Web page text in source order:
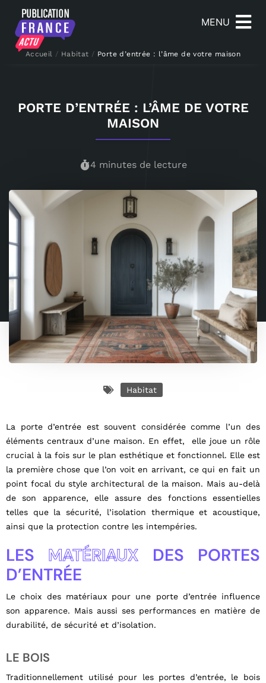
MENU
Accueil / Habitat / Porte d’entrée : l’âme de votre maison
PORTE D’ENTRÉE : L’ÂME DE VOTRE
MAISON
4 minutes de lecture
Habitat
La porte d’entrée est souvent considérée comme l’un des
éléments centraux d’une maison. En effet, elle joue un rôle
crucial à la fois sur le plan esthétique et fonctionnel. Elle est
la première chose que l’on voit en arrivant, ce qui en fait un
point focal du style architectural de la maison. Mais au-delà
de son apparence, elle assure des fonctions essentielles
telles que la sécurité, l’isolation thermique et acoustique,
ainsi que la protection contre les intempéries.
LES MATÉRIAUX DES PORTES
D’ENTRÉE
Le choix des matériaux pour une porte d’entrée influence
son apparence. Mais aussi ses performances en matière de
durabilité, de sécurité et d’isolation.
LE BOIS
Traditionnellement utilisé pour les portes d’entrée, le bois